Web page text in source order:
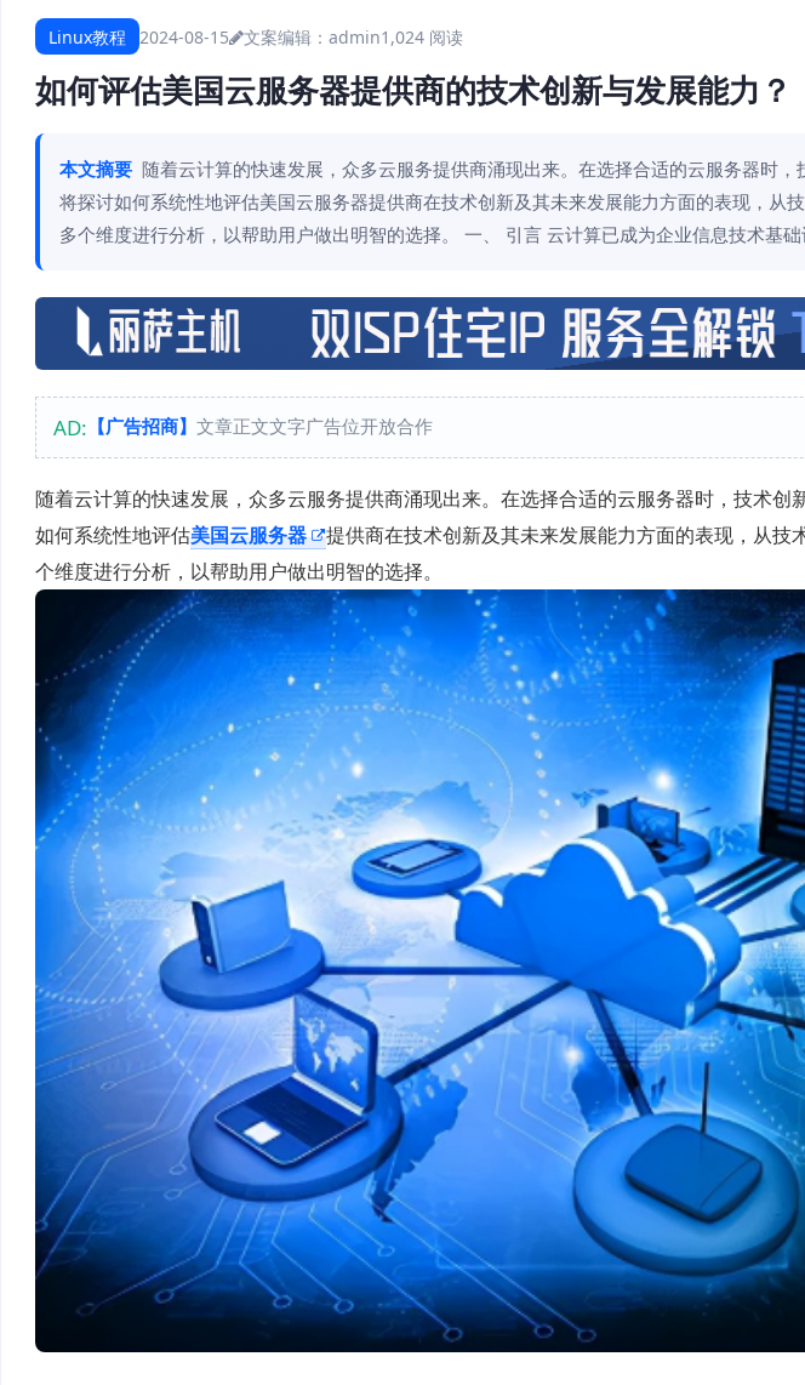
Linux教程 2024-08-15 文案编辑：admin1,024 阅读
如何评估美国云服务器提供商的技术创新与发展能力？
本文摘要 随着云计算的快速发展，众多云服务提供商涌现出来。在选择合适的云服务器时
将探讨如何系统性地评估美国云服务器提供商在技术创新及其未来发展能力方面的表现，从
多个维度进行分析，以帮助用户做出明智的选择。 一、 引言 云计算已成为企业信息技术基础
AD: 【广告招商】 文章正文文字广告位开放合作
随着云计算的快速发展，众多云服务提供商涌现出来。在选择合适的云服务器时，技术
如何系统性地评估美国云服务器
提供商在技术创新及其未来发展能力方面的表现，从技
个维度进行分析，以帮助用户做出明智的选择。